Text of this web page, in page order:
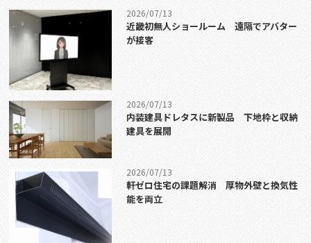
2026/07/13
近畿初無人ショールーム 遠隔でアバター
が接客
2026/07/13
内装建具ドレタスに新製品 下地枠と収納
建具を展開
2026/07/13
軒ゼロ住宅の課題解消 厚物外壁と換気性
能を両立